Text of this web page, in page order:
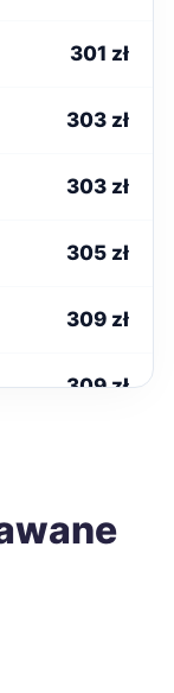
301 zł
303 zł
303 zł
305 zł
309 zł
309 zł
310 zł